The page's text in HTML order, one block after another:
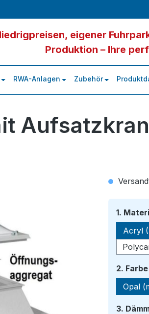
eigener
Produktion – Ihre
RWA-Anlagen Zubehör
1.
Acryl
2.
Opal
3.